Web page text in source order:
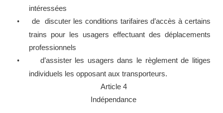
intéressées
•
de discuter les conditions tarifaires d’accès à certains
trains pour les usagers effectuant des déplacements
professionnels
•
d’assister les usagers dans le règlement de litiges
individuels les opposant aux transporteurs.
Article 4
Indépendance